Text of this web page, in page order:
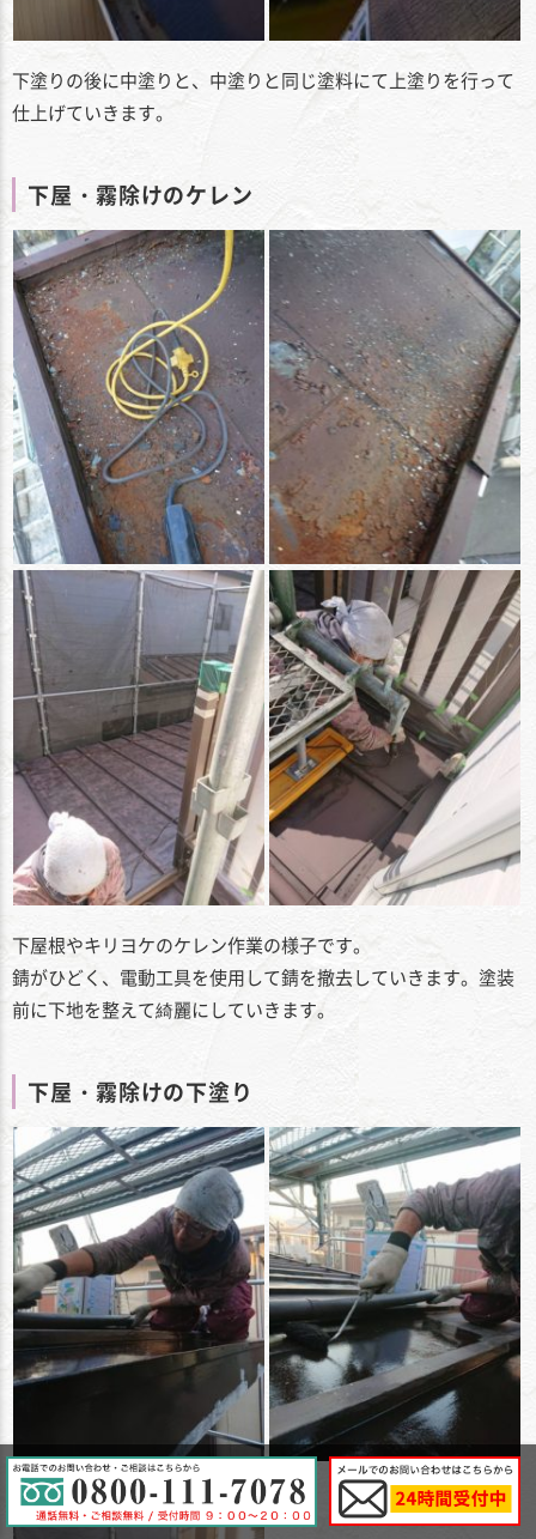
下塗りの後に中塗りと、中塗りと同じ塗料にて上塗りを行って
仕上げていきます。
下屋・霧除けのケレン
下屋根やキリヨケのケレン作業の様子です。
錆がひどく、電動工具を使用して錆を撤去していきます。塗装
前に下地を整えて綺麗にしていきます。
下屋・霧除けの下塗り